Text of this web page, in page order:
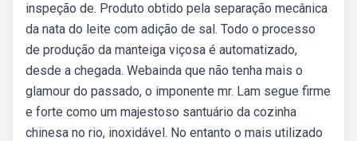
inspeção de. Produto obtido pela separação mecânica
da nata do leite com adição de sal. Todo o processo
de produção da manteiga viçosa é automatizado,
desde a chegada. Webainda que não tenha mais o
glamour do passado, o imponente mr. Lam segue firme
e forte como um majestoso santuário da cozinha
chinesa no rio, inoxidável. No entanto o mais utilizado